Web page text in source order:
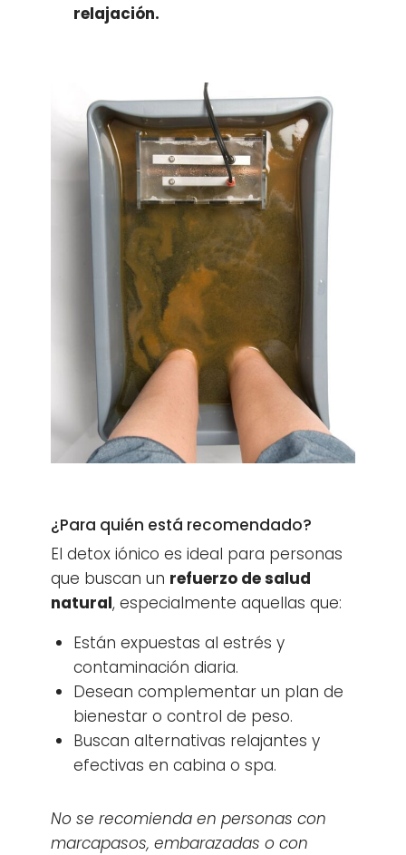
relajación.
¿Para quién está recomendado?
El detox iónico es ideal para personas
que buscan un refuerzo de salud
natural, especialmente aquellas que:
Están expuestas al estrés y
contaminación diaria.
Desean complementar un plan de
bienestar o control de peso.
Buscan alternativas relajantes y
efectivas en cabina o spa.
No se recomienda en personas con
marcapasos, embarazadas o con